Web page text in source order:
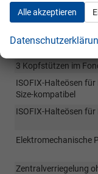
Spurhalteassistent
Elektronische
3 Kopfstützen im
ISOFIX-Halteösen
Size-kompatibel
ISOFIX-Halteösen
Elektromechanische
Zentralverriegelung
Alle akzeptieren